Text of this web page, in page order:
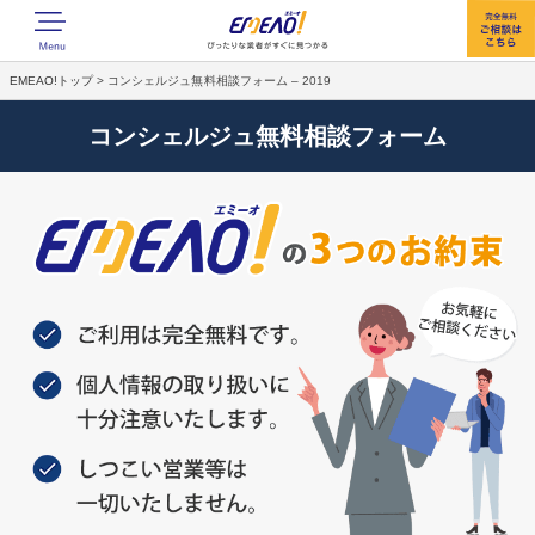
EMEAO!トップ> コンシェルジュ無料相談フォーム – 2019
コンシェルジュ無料相談フォーム